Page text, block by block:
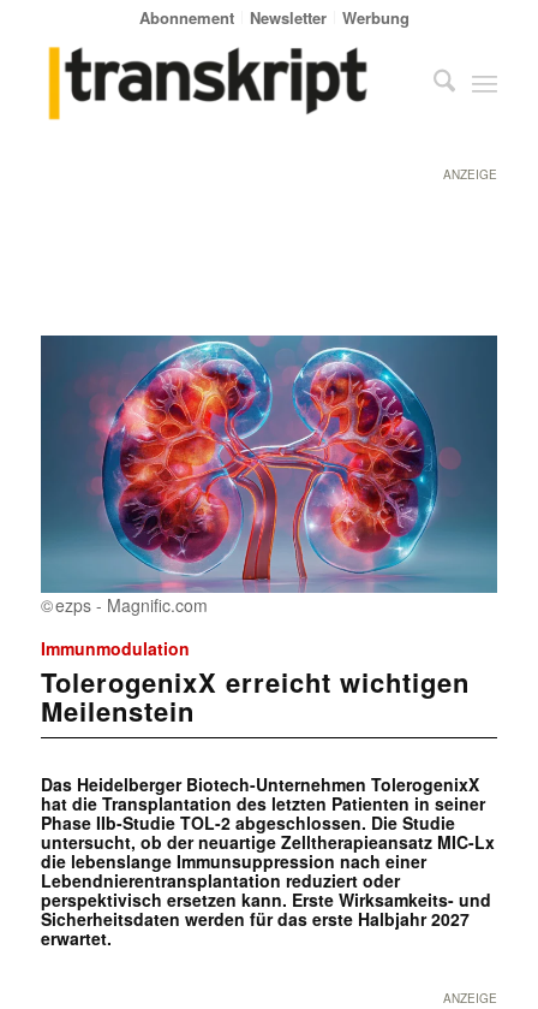
Abonnement Newsletter Werbung
ANZEIGE
ezps - Magnific.com
Immunmodulation
TolerogenixX erreicht wichtigen
Meilenstein
Das Heidelberger Biotech-Unternehmen TolerogenixX
hat die Transplantation des letzten Patienten in seiner
Phase IIb-Studie TOL-2 abgeschlossen. Die Studie
untersucht, ob der neuartige Zelltherapieansatz MIC-Lx
die lebenslange Immunsuppression nach einer
Lebendnierentransplantation reduziert oder
perspektivisch ersetzen kann. Erste Wirksamkeits- und
Sicherheitsdaten werden für das erste Halbjahr 2027
erwartet.
ANZEIGE